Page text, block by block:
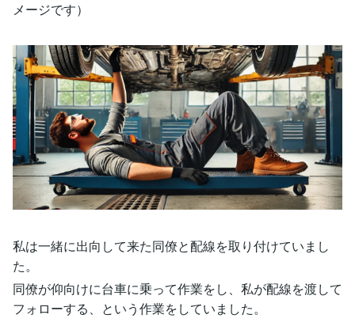
メージです）
私は一緒に出向して来た同僚と配線を取り付けていまし
た。
同僚が仰向けに台車に乗って作業をし、私が配線を渡して
フォローする、という作業をしていました。